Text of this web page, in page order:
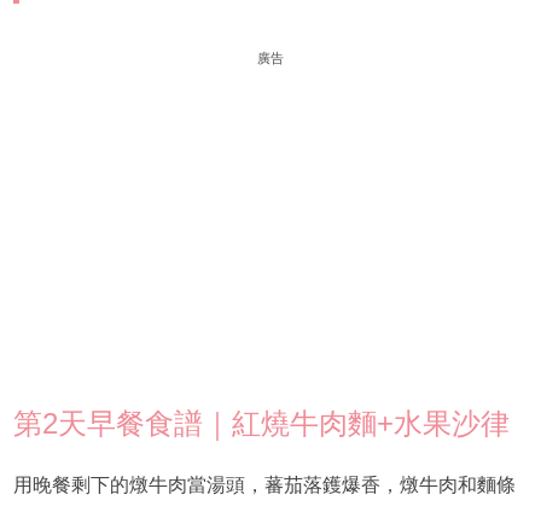
廣告
第2天早餐食譜｜紅燒牛肉麵+水果沙律
用晚餐剩下的燉牛肉當湯頭，蕃茄落鑊爆香，燉牛肉和麵條